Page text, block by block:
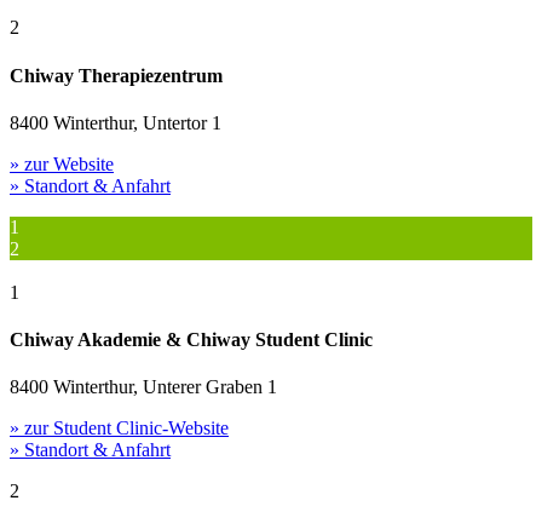
2
Chiway Therapiezentrum
8400 Winterthur, Untertor 1
» zur Website
» Standort & Anfahrt
1
2
1
Chiway Akademie & Chiway Student Clinic
8400 Winterthur, Unterer Graben 1
» zur Student Clinic-Website
» Standort & Anfahrt
2